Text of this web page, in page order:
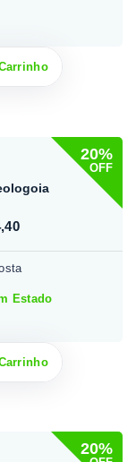
20%
OFF
Estado
20%